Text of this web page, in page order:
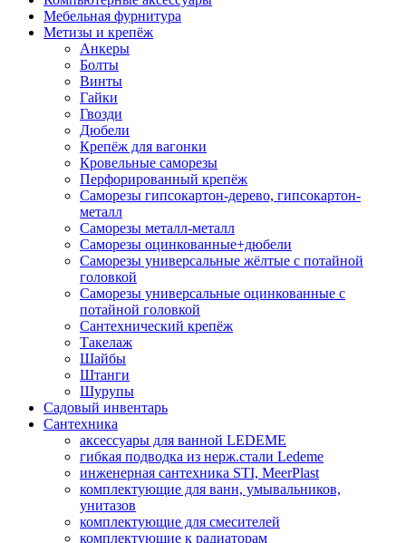
Мебельная фурнитура
Метизы и крепёж
Анкеры
Болты
Винты
Гайки
Гвозди
Дюбели
Крепёж для вагонки
Кровельные саморезы
Перфорированный крепёж
Саморезы гипсокартон-дерево, гипсокартон-
металл
Саморезы металл-металл
Саморезы оцинкованные+дюбели
Саморезы универсальные жёлтые с потайной
головкой
Саморезы универсальные оцинкованные с
потайной головкой
Сантехнический крепёж
Такелаж
Шайбы
Штанги
Шурупы
Садовый инвентарь
Сантехника
аксессуары для ванной LEDEME
гибкая подводка из нерж.стали Ledeme
инженерная сантехника STI, MeerPlast
комплектующие для ванн, умывальников,
унитазов
комплектующие для смесителей
комплектующие к радиаторам